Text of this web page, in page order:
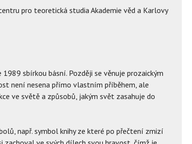
pro teoretická studia Akademie věd a Karlovy
sbírkou básní. Později se věnuje prozaickým
není nesena přímo vlastním příběhem, ale
ve světě a způsobů, jakým svět zasahuje do
např. symbol knihy ze které po přečtení zmizí